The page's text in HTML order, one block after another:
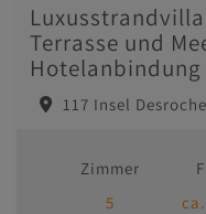
Terrasse und
117 Insel
Zimmer
5